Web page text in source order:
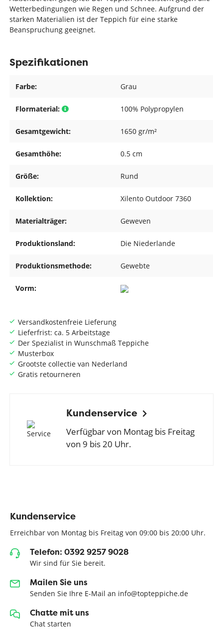
Versandkostenfreie Lieferung
Lieferfrist: ca. 5 Arbeitstage
Der Spezialist in Wunschmaß Teppiche
Musterbox
Grootste collectie van Nederland
Gratis retourneren
Kundenservice
Verfügbar von Montag bis Freitag
von 9 bis 20 Uhr.
Wetterbedingungen wie Regen und Schnee. Aufgrund der
starken Materialien ist der Teppich für eine starke
Beanspruchung geeignet.
Spezifikationen
Farbe: Grau
Flormaterial: 100% Polypropylen
Gesamtgewicht: 1650 gr/m²
Gesamthöhe: 0.5 cm
Größe: Rund
Kollektion: Xilento Outdoor 7360
Materialträger: Geweven
Produktionsland: Die Niederlande
Produktionsmethode: Gewebte
Vorm:
Kundenservice
Erreichbar von Montag bis Freitag von 09:00 bis 20:00 Uhr.
Telefon: 0392 9257 9028
Wir sind für Sie bereit.
Mailen Sie uns
Senden Sie Ihre E-Mail an info@topteppiche.de
Chatte mit uns
Chat starten